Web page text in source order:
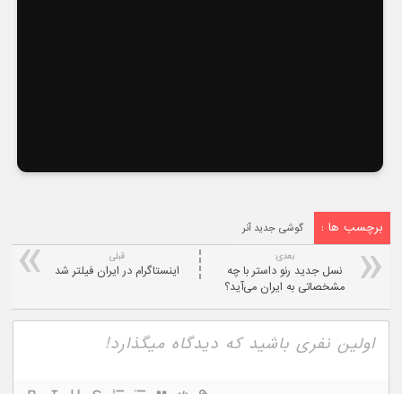
برچسب ها : گوشی جدید آنر
قبلی
اینستاگرام در ایران فیلتر شد
بعدی:
نسل جدید رنو داستر با چه
مشخصاتی به ایران می‌آید؟